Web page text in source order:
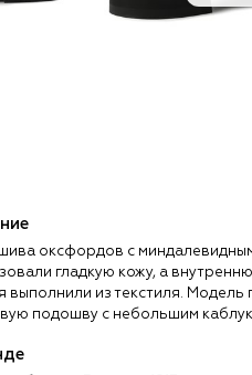
оксфордов с
гладкую кожу, а
выполнили из текстиля. Модель
подошву с небольшим